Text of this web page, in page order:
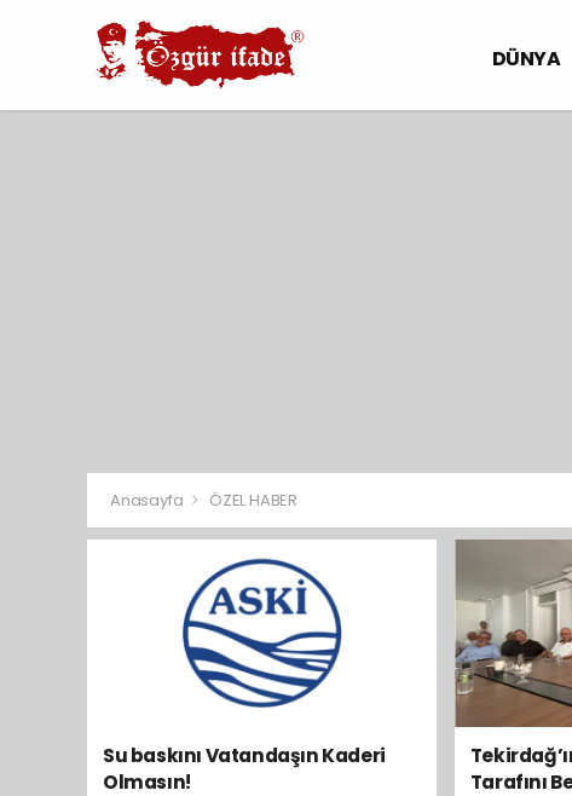
DÜNYA
Anasayfa ÖZEL HABER
Su baskını Vatandaşın Kaderi
Olmasın!
Tarafını